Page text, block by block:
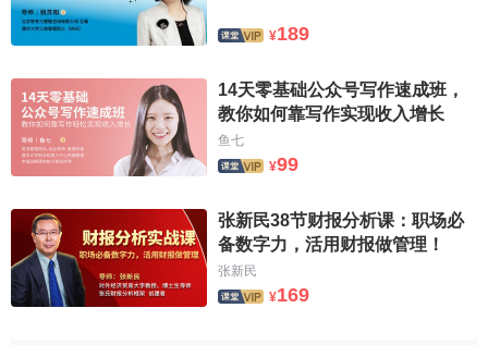
將複雜的工藝變得簡單一點，也能提高效率。
無論對何種工作、工序
都可以運用取消、合併、改變和簡化四種技巧進行分析，形
成一個新的人、物、場所結合的新概念和新方法。如下圖所
示：
圖：四種技巧分析圖
¥189
14天零基础公众号写作速成班，
教你如何靠写作实现收入增长
鱼七
¥99
张新民38节财报分析课：职场必
备数字力，活用财报做管理！
张新民
¥169